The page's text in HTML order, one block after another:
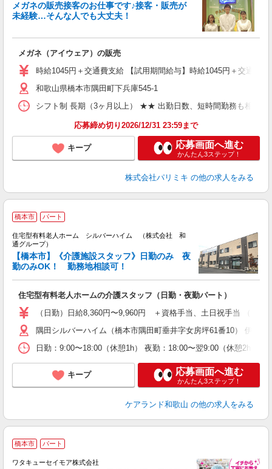
メガネの販売接客のお仕事です♪接客・販売が
未経験…そんな人でも大丈夫！
メガネ（アイウェア）の販売
時給1045円＋交通費支給 【試用期間給与】時給1045円＋交通費支
和歌山県橋本市隅田町下兵庫545-1
シフト制 長期（3ヶ月以上） ★★ 出勤日数、短時間勤務も相談
応募締め切り2026/12/31 23:59まで
キープ 応募画面へ進む
かんたん3ステップ！
株式会社パリミキ の他の求人をみる
橋本市 パート
住宅型有料老人ホーム シルバーハイム （株式会社 和
通グループ）
【橋本市】《介護施設スタッフ》日勤のみ 夜
勤のみOK！ 勤務地相談可！
住宅型有料老人ホームの介護スタッフ（日勤・夜勤パート）
（日勤）日給8,360円〜9,960円 ＋資格手当、土日祝手当 （夜
隅田シルバーハイム（橋本市隅田町垂井字女房坪61番10） 伊都
日勤：9:00〜18:00（休憩1h） 夜勤：18:00〜翌9:00（休憩2h）
キープ 応募画面へ進む
かんたん3ステップ！
ケアランド和歌山 の他の求人をみる
橋本市 パート
ワタキューセイモア株式会社